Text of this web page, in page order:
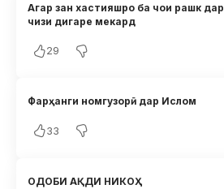
Агар зан хастияшро ба чои рашк дар
чизи дигаре мекард
29
Фарҳанги номгузорӣ дар Ислом
33
ОДОБИ АҚДИ НИКОҲ